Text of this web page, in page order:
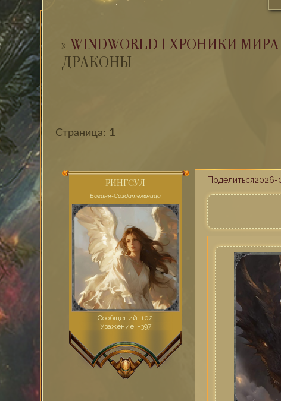
» WINDWORLD | ХРОНИКИ
ДРАКОНЫ
Страница: 1
Поделиться2026-
РИНГСУЛ
Богиня-Создательница
Сообщений: 102
Уважение: +397